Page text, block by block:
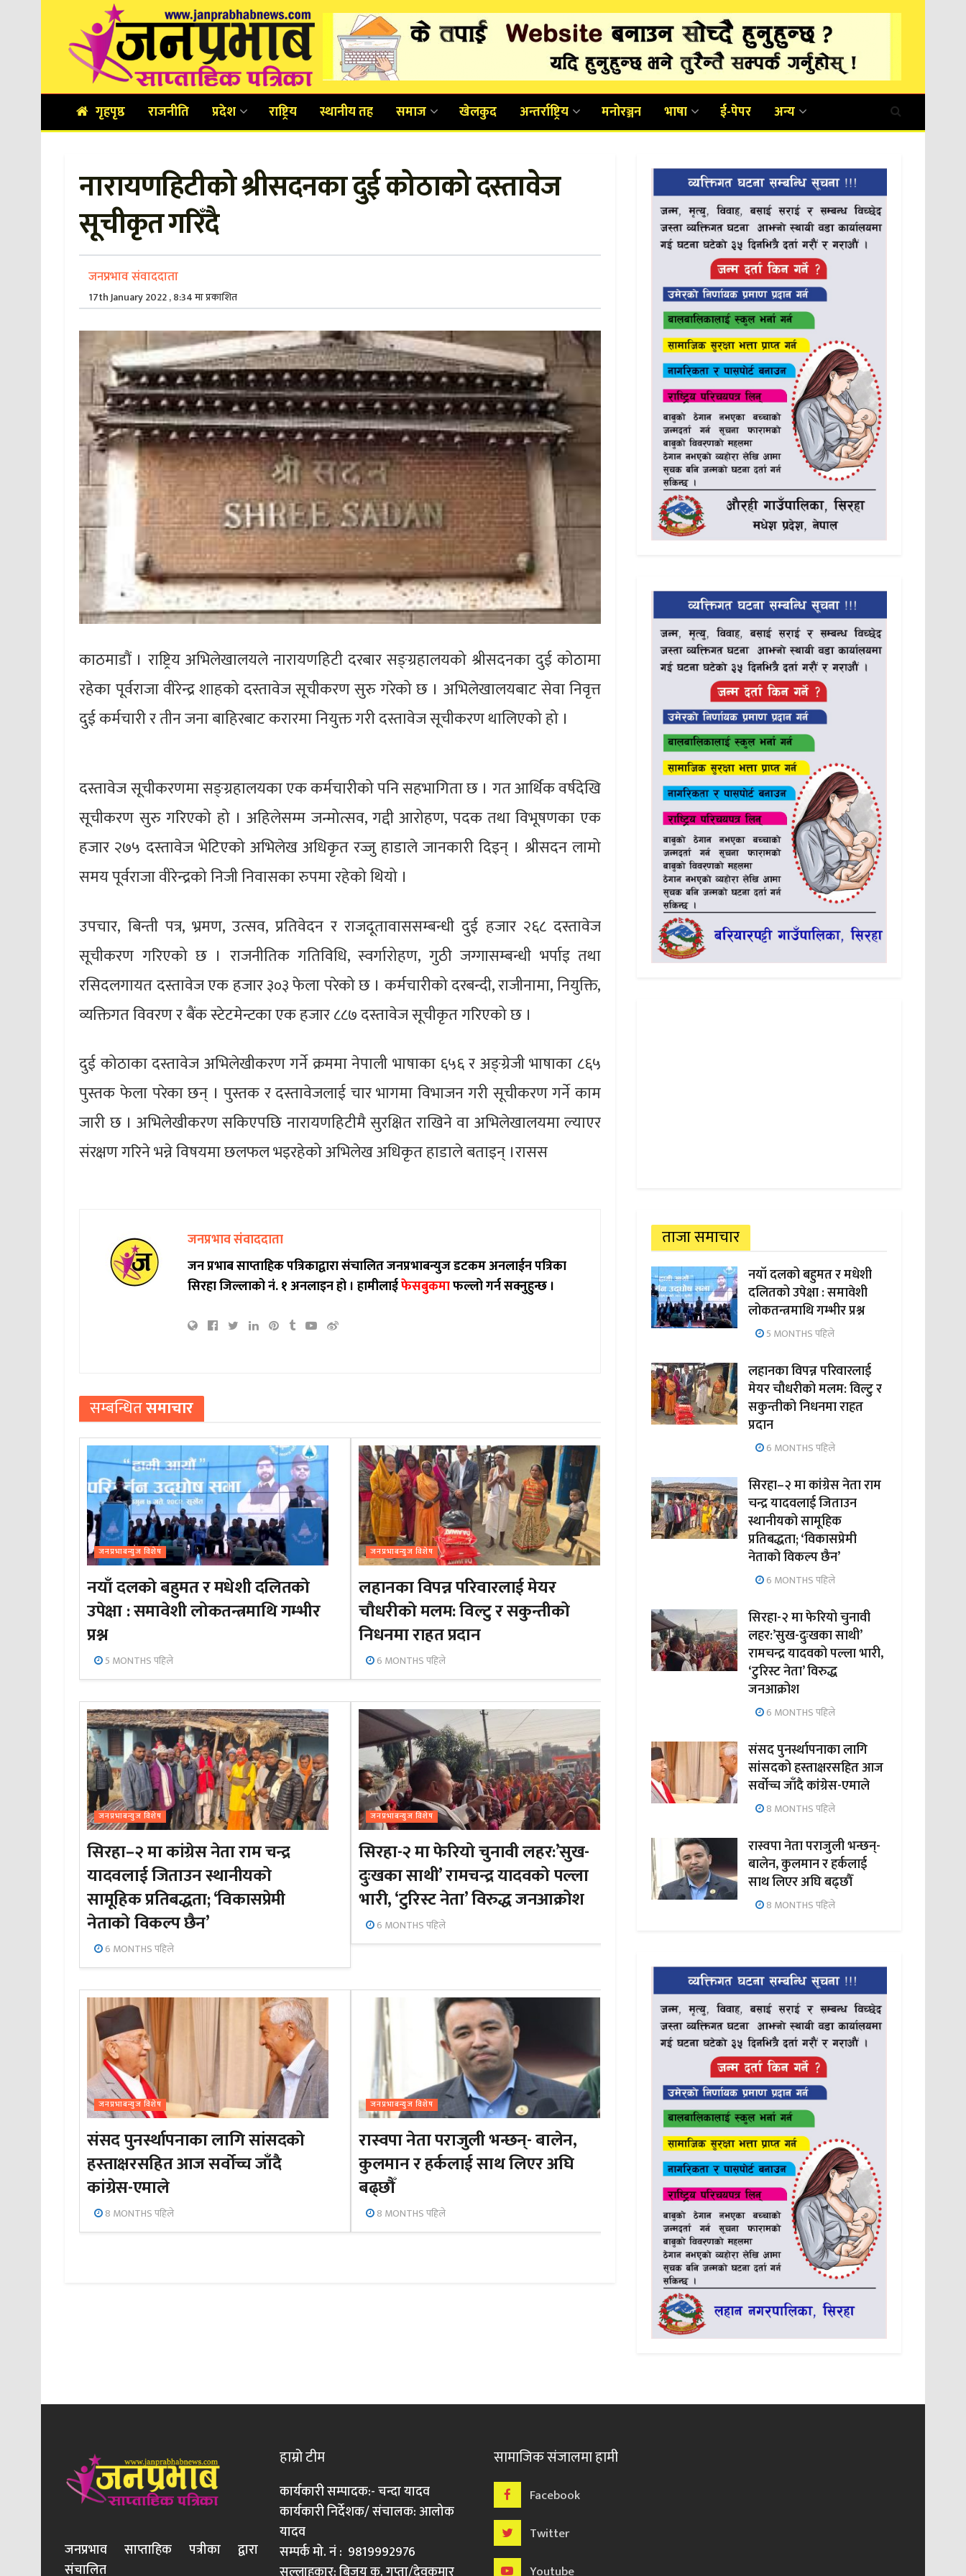
गृहपृष्ठ राजनीति प्रदेश राष्ट्रिय स्थानीय तह समाज खेलकुद अन्तर्राष्ट्रिय मनोरञ्जन भाषा ई-पेपर अन्य
नारायणहिटीको श्रीसदनका दुई कोठाको दस्तावेज
सूचीकृत गरिँदै
जनप्रभाव संवाददाता
17th January 2022 , 8:34 मा प्रकाशित
काठमाडौं । राष्ट्रिय अभिलेखालयले नारायणहिटी दरबार सङ्ग्रहालयको श्रीसदनका दुई कोठामा
रहेका पूर्वराजा वीरेन्द्र शाहको दस्तावेज सूचीकरण सुरु गरेको छ । अभिलेखालयबाट सेवा निवृत्त
दुई कर्मचारी र तीन जना बाहिरबाट करारमा नियुक्त गरी दस्तावेज सूचीकरण थालिएको हो ।
दस्तावेज सूचीकरणमा सङ्ग्रहालयका एक कर्मचारीको पनि सहभागिता छ । गत आर्थिक वर्षदेखि
सूचीकरण सुरु गरिएको हो । अहिलेसम्म जन्मोत्सव, गद्दी आरोहण, पदक तथा विभूषणका एक
हजार २७५ दस्तावेज भेटिएको अभिलेख अधिकृत रज्जु हाडाले जानकारी दिइन् । श्रीसदन लामो
समय पूर्वराजा वीरेन्द्रको निजी निवासका रुपमा रहेको थियो ।
उपचार, बिन्ती पत्र, भ्रमण, उत्सव, प्रतिवेदन र राजदूतावाससम्बन्धी दुई हजार २६८ दस्तावेज
सूचीकरण गरिएको छ । राजनीतिक गतिविधि, स्वर्गारोहण, गुठी जग्गासम्बन्धी भर्पाइ तथा
रसिदलगायत दस्तावेज एक हजार ३०३ फेला परेको छ । कर्मचारीको दरबन्दी, राजीनामा, नियुक्ति,
व्यक्तिगत विवरण र बैंक स्टेटमेन्टका एक हजार ८८७ दस्तावेज सूचीकृत गरिएको छ ।
दुई कोठाका दस्तावेज अभिलेखीकरण गर्ने क्रममा नेपाली भाषाका ६५६ र अङ्ग्रेजी भाषाका ८६५
पुस्तक फेला परेका छन् । पुस्तक र दस्तावेजलाई चार भागमा विभाजन गरी सूचीकरण गर्ने काम
जारी छ । अभिलेखीकरण सकिएपछि नारायणहिटीमै सुरक्षित राखिने वा अभिलेखालयमा ल्याएर
संरक्षण गरिने भन्ने विषयमा छलफल भइरहेको अभिलेख अधिकृत हाडाले बताइन् ।रासस
जनप्रभाव संवाददाता
जन प्रभाब साप्ताहिक पत्रिकाद्वारा संचालित जनप्रभाबन्युज डटकम अनलाईन पत्रिका
सिरहा जिल्लाको नं. १ अनलाइन हो ।हामीलाईफेसबुकमाफल्लो गर्न सक्नुहुन्छ ।
सम्बन्धितसमाचार
जनप्रभाबन्युज विशेष
नयाँ दलको बहुमत र मधेशी दलितको
उपेक्षा : समावेशी लोकतन्त्रमाथि गम्भीर
प्रश्न
5 MONTHS पहिले
जनप्रभाबन्युज विशेष
लहानका विपन्न परिवारलाई मेयर
चौधरीको मलम: विल्टु र सकुन्तीको
निधनमा राहत प्रदान
6 MONTHS पहिले
जनप्रभाबन्युज विशेष
सिरहा–२ मा कांग्रेस नेता राम चन्द्र
यादवलाई जिताउन स्थानीयको
सामूहिक प्रतिबद्धता; ‘विकासप्रेमी
नेताको विकल्प छैन’
6 MONTHS पहिले
जनप्रभाबन्युज विशेष
सिरहा-२ मा फेरियो चुनावी लहर:’सुख-
दुःखका साथी’ रामचन्द्र यादवको पल्ला
भारी, ‘टुरिस्ट नेता’ विरुद्ध जनआक्रोश
6 MONTHS पहिले
जनप्रभाबन्युज विशेष
संसद पुनर्स्थापनाका लागि सांसदको
हस्ताक्षरसहित आज सर्वोच्च जाँदै
कांग्रेस-एमाले
8 MONTHS पहिले
जनप्रभाबन्युज विशेष
रास्वपा नेता पराजुली भन्छन्- बालेन,
कुलमान र हर्कलाई साथ लिएर अघि
बढ्छौँ
8 MONTHS पहिले
ताजा समाचार
नयाँ दलको बहुमत र मधेशी
दलितको उपेक्षा : समावेशी
लोकतन्त्रमाथि गम्भीर प्रश्न
5 MONTHS पहिले
लहानका विपन्न परिवारलाई
मेयर चौधरीको मलम: विल्टु र
सकुन्तीको निधनमा राहत
प्रदान
6 MONTHS पहिले
सिरहा–२ मा कांग्रेस नेता राम
चन्द्र यादवलाई जिताउन
स्थानीयको सामूहिक
प्रतिबद्धता; ‘विकासप्रेमी
नेताको विकल्प छैन’
6 MONTHS पहिले
सिरहा-२ मा फेरियो चुनावी
लहर:’सुख-दुःखका साथी’
रामचन्द्र यादवको पल्ला भारी,
‘टुरिस्ट नेता’ विरुद्ध
जनआक्रोश
6 MONTHS पहिले
संसद पुनर्स्थापनाका लागि
सांसदको हस्ताक्षरसहित आज
सर्वोच्च जाँदै कांग्रेस-एमाले
8 MONTHS पहिले
रास्वपा नेता पराजुली भन्छन्-
बालेन, कुलमान र हर्कलाई
साथ लिएर अघि बढ्छौँ
8 MONTHS पहिले
जनप्रभाव साप्ताहिक पत्रीका द्वारा
संचालित
हाम्रो टीम
कार्यकारी सम्पादक:- चन्दा यादव
कार्यकारी निर्देशक/ संचालक: आलोक
यादव
सम्पर्क मो. नं : 9819992976
सामाजिक संजालमा हामी
Facebook
Twitter
Youtube